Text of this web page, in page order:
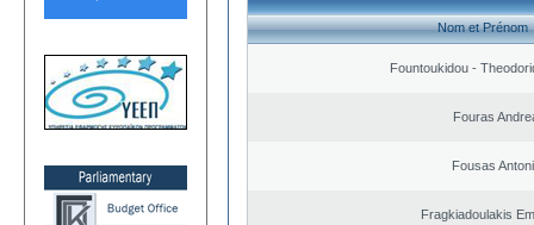
Nom et Prénom
Fountoukidou -
Fouras
Fousas
Fragkiadoulakis